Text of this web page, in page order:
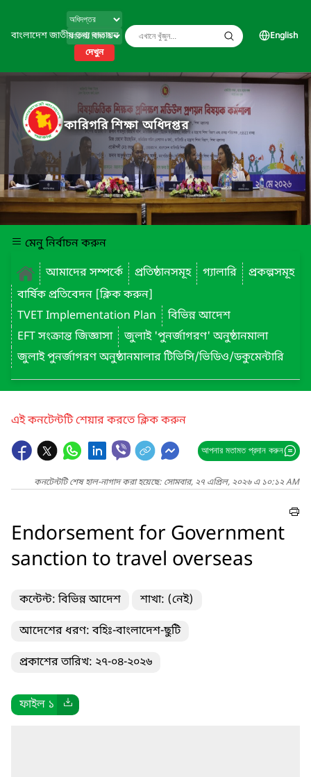
বাংলাদেশ জাতীয় তথ্য বাতায়ন
দেখুন
English
কারিগরি শিক্ষা অধিদপ্তর
মেনু নির্বাচন করুন
আমাদের সম্পর্কে
প্রতিষ্ঠানসমূহ গ্যালারি
প্রকল্পসমূহ
বার্ষিক প্রতিবেদন [ক্লিক করুন]
TVET Implementation Plan
বিভিন্ন আদেশ
EFT সংক্রান্ত জিজ্ঞাসা
জুলাই 'পুনর্জাগরণ' অনুষ্ঠানমালা
জুলাই পুনর্জাগরণ অনুষ্ঠানমালার টিভিসি/ভিডিও/ডকুমেন্টারি
এই কনটেন্টটি শেয়ার করতে ক্লিক করুন
আপনার মতামত প্রদান করুন
কনটেন্টটি শেষ হাল-নাগাদ করা হয়েছে: সোমবার, ২৭ এপ্রিল, ২০২৬ এ ১০:১২ AM
Endorsement for Government
sanction to travel overseas
কন্টেন্ট: বিভিন্ন আদেশ শাখা: (নেই)
আদেশের ধরণ: বহিঃ-বাংলাদেশ-ছুটি
প্রকাশের তারিখ: ২৭-০৪-২০২৬
ফাইল ১